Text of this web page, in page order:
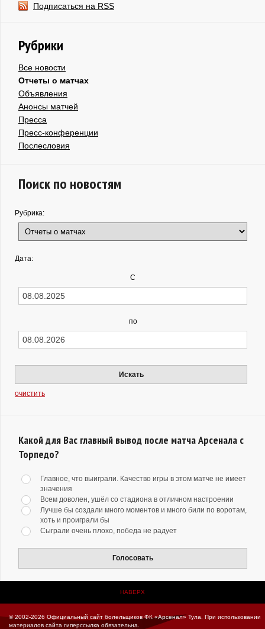
Подписаться на RSS
Рубрики
Все новости
Отчеты о матчах
Объявления
Анонсы матчей
Пресса
Пресс-конференции
Послесловия
Поиск по новостям
Рубрика:
Дата:
С
по
Искать
очистить
Какой для Вас главный вывод после матча Арсенала с
Торпедо?
Главное, что выиграли. Качество игры в этом матче не имеет
значения
Всем доволен, ушёл со стадиона в отличном настроении
Лучше бы создали много моментов и много били по воротам,
хоть и проиграли бы
Сыграли очень плохо, победа не радует
Голосовать
НАВЕРХ
© 2002-2026 Официальный сайт болельщиков ФК «Арсенал» Тула.
При использовании
материалов сайта гиперссылка обязательна.